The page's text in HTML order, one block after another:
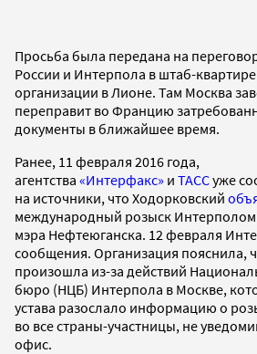
Просьба была передана на
России и Интерпола в штаб-
организации в Лионе. Там Москва
переправит во Францию
документы в ближайшее время.
Ранее, 11 февраля 2016 года,
агентства «Интерфакс» и ТАССуже
на источники, что Ходорковский
международный розыск Интерполом
мэра Нефтеюганска. 12 февраля
сообщения. Организация пояснила,
произошла из-за действий
бюро (НЦБ) Интерпола в Москве,
устава разослало информацию о
во все страны-участницы, не
офис.